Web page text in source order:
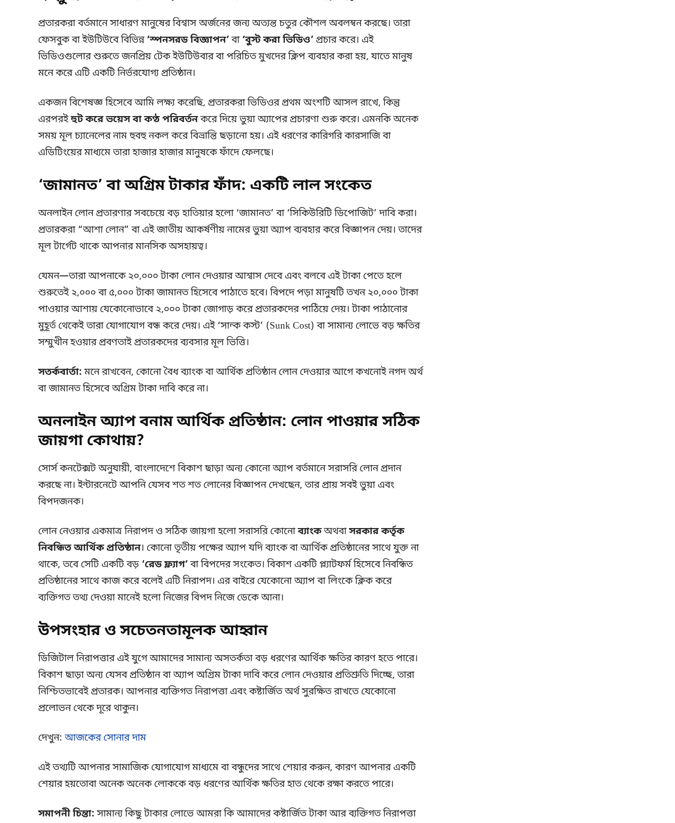
প্রতারকরা বর্তমানে সাধারণ মানুষের বিশ্বাস অর্জনের জন্য অত্যন্ত চতুর কৌশল অবলম্বন করছে। তারা
ফেসবুক বা ইউটিউবে বিভিন্ন ‘স্পনসরড বিজ্ঞাপন’বা ‘বুস্ট করা ভিডিও’ প্রচার করে। এই
ভিডিওগুলোর শুরুতে জনপ্রিয় টেক ইউটিউবার বা পরিচিত মুখদের ক্লিপ ব্যবহার করা হয়, যাতে মানুষ
মনে করে এটি একটি নির্ভরযোগ্য প্রতিষ্ঠান।
একজন বিশেষজ্ঞ হিসেবে আমি লক্ষ্য করেছি, প্রতারকরা ভিডিওর প্রথম অংশটি আসল রাখে, কিন্তু
এরপরইহুট করে ভয়েস বা কণ্ঠ পরিবর্তনকরে দিয়ে ভুয়া অ্যাপের প্রচারণা শুরু করে। এমনকি অনেক
সময় মূল চ্যানেলের নাম হুবহু নকল করে বিভ্রান্তি ছড়ানো হয়। এই ধরণের কারিগরি কারসাজি বা
এডিটিংয়ের মাধ্যমে তারা হাজার হাজার মানুষকে ফাঁদে ফেলছে।
‘জামানত’ বা অগ্রিম টাকার ফাঁদ: একটি লাল সংকেত
অনলাইন লোন প্রতারণার সবচেয়ে বড় হাতিয়ার হলো ‘জামানত’ বা ‘সিকিউরিটি ডিপোজিট’ দাবি করা।
প্রতারকরা “আশা লোন” বা এই জাতীয় আকর্ষণীয় নামের ভুয়া অ্যাপ ব্যবহার করে বিজ্ঞাপন দেয়। তাদের
মূল টার্গেট থাকে আপনার মানসিক অসহায়ত্ব।
যেমন—তারা আপনাকে ২০,০০০ টাকা লোন দেওয়ার আশ্বাস দেবে এবং বলবে এই টাকা পেতে হলে
শুরুতেই ২,০০০ বা ৫,০০০ টাকা জামানত হিসেবে পাঠাতে হবে। বিপদে পড়া মানুষটি তখন ২০,০০০ টাকা
পাওয়ার আশায় যেকোনোভাবে ২,০০০ টাকা জোগাড় করে প্রতারকদের পাঠিয়ে দেয়। টাকা পাঠানোর
মুহূর্ত থেকেই তারা যোগাযোগ বন্ধ করে দেয়। এই ‘সান্ক কস্ট’ (Sunk Cost) বা সামান্য লোভে বড় ক্ষতির
সম্মুখীন হওয়ার প্রবণতাই প্রতারকদের ব্যবসার মূল ভিত্তি।
সতর্কবার্তা: মনে রাখবেন, কোনো বৈধ ব্যাংক বা আর্থিক প্রতিষ্ঠান লোন দেওয়ার আগে কখনোই নগদ অর্থ
বা জামানত হিসেবে অগ্রিম টাকা দাবি করে না।
অনলাইন অ্যাপ বনাম আর্থিক প্রতিষ্ঠান: লোন পাওয়ার সঠিক
জায়গা কোথায়?
সোর্স কনটেক্সট অনুযায়ী, বাংলাদেশে বিকাশ ছাড়া অন্য কোনো অ্যাপ বর্তমানে সরাসরি লোন প্রদান
করছে না। ইন্টারনেটে আপনি যেসব শত শত লোনের বিজ্ঞাপন দেখছেন, তার প্রায় সবই ভুয়া এবং
বিপদজনক।
লোন নেওয়ার একমাত্র নিরাপদ ও সঠিক জায়গা হলো সরাসরি কোনোব্যাংকঅথবাসরকার কর্তৃক
নিবন্ধিত আর্থিক প্রতিষ্ঠান। কোনো তৃতীয় পক্ষের অ্যাপ যদি ব্যাংক বা আর্থিক প্রতিষ্ঠানের সাথে যুক্ত না
থাকে, তবে সেটি একটি বড় ‘রেড ফ্ল্যাগ’বা বিপদের সংকেত। বিকাশ একটি প্ল্যাটফর্ম হিসেবে নিবন্ধিত
প্রতিষ্ঠানের সাথে কাজ করে বলেই এটি নিরাপদ। এর বাইরে যেকোনো অ্যাপ বা লিংকে ক্লিক করে
ব্যক্তিগত তথ্য দেওয়া মানেই হলো নিজের বিপদ নিজে ডেকে আনা।
উপসংহার ও সচেতনতামূলক আহ্বান
ডিজিটাল নিরাপত্তার এই যুগে আমাদের সামান্য অসতর্কতা বড় ধরণের আর্থিক ক্ষতির কারণ হতে পারে।
বিকাশ ছাড়া অন্য যেসব প্রতিষ্ঠান বা অ্যাপ অগ্রিম টাকা দাবি করে লোন দেওয়ার প্রতিশ্রুতি দিচ্ছে, তারা
নিশ্চিতভাবেই প্রতারক। আপনার ব্যক্তিগত নিরাপত্তা এবং কষ্টার্জিত অর্থ সুরক্ষিত রাখতে যেকোনো
প্রলোভন থেকে দূরে থাকুন।
দেখুন:আজকের সোনার দাম
এই তথ্যটি আপনার সামাজিক যোগাযোগ মাধ্যমে বা বন্ধুদের সাথে শেয়ার করুন, কারণ আপনার একটি
শেয়ার হয়তোবা অনেক অনেক লোককে বড় ধরণের আর্থিক ক্ষতির হাত থেকে রক্ষা করতে পারে।
সমাপনী চিন্তা: সামান্য কিছু টাকার লোভে আমরা কি আমাদের কষ্টার্জিত টাকা আর ব্যক্তিগত নিরাপত্তা